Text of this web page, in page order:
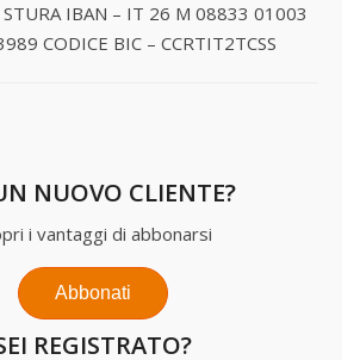
IBAN – IT 26 M 08833 01003
CODICE BIC – CCRTIT2TCSS
NUOVO CLIENTE?
i vantaggi di abbonarsi
Abbonati
REGISTRATO?